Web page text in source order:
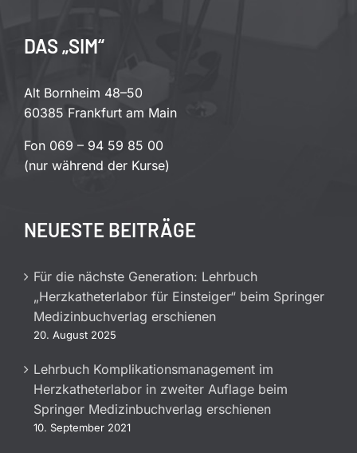
DAS „SIM“
Alt Bornheim 48–50
60385 Frankfurt am Main
Fon 069 – 94 59 85 00
(nur während der Kurse)
NEUESTE BEITRÄGE
Für die nächste Generation: Lehrbuch
„Herzkatheterlabor für Einsteiger“ beim Springer
Medizinbuchverlag erschienen
20. August 2025
Lehrbuch Komplikationsmanagement im
Herzkatheterlabor in zweiter Auflage beim
Springer Medizinbuchverlag erschienen
10. September 2021